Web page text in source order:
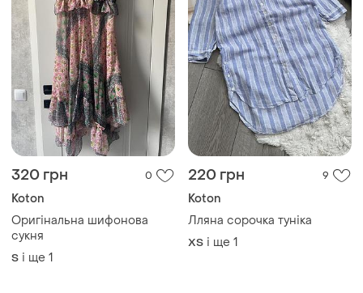
320 грн 0
Koton
Оригінальна шифонова
сукня
S і ще 1
220 грн 9
Koton
Лляна сорочка туніка
ХS і ще 1